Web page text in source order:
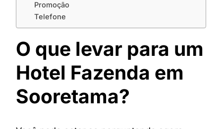
Promoção
Telefone
O que levar para um
Hotel Fazenda em
Sooretama?